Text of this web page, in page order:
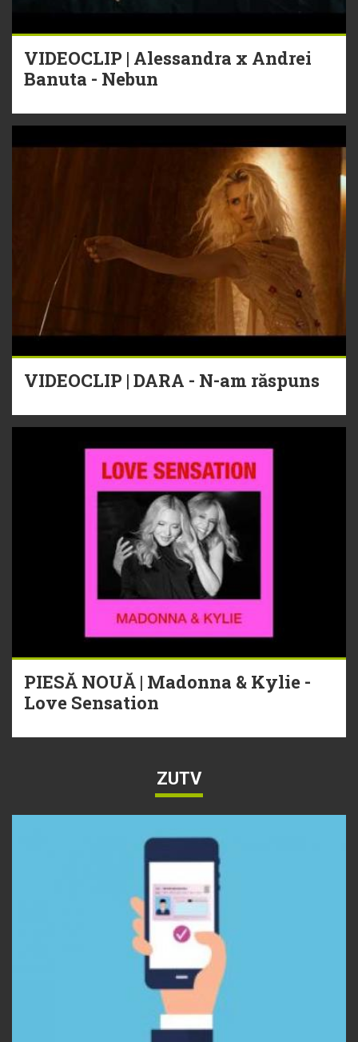
VIDEOCLIP | Alessandra x Andrei
Banuta - Nebun
VIDEOCLIP | DARA - N-am răspuns
PIESĂ NOUĂ | Madonna & Kylie -
Love Sensation
ZUTV